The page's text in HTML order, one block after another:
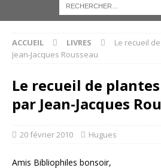
ACCUEIL LIVRES
Le recueil
Jean-Jacques Rousseau
Le recueil de
par Jean-Jacques
20 février 2010 Hugues
Amis Bibliophiles bonsoir,